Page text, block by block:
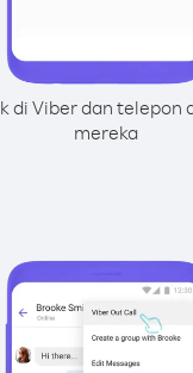
di Viber dan telepon
mereka